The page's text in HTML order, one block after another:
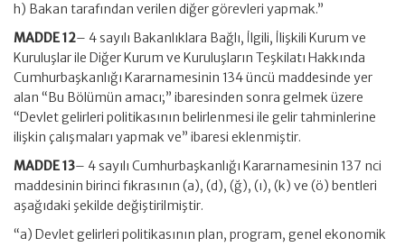
h) Bakan tarafından verilen diğer görevleri yapmak.”
MADDE 12– 4 sayılı Bakanlıklara Bağlı, İlgili, İlişkili Kurum ve
Kuruluşlar ile Diğer Kurum ve Kuruluşların Teşkilatı Hakkında
Cumhurbaşkanlığı Kararnamesinin 134 üncü maddesinde yer
alan “Bu Bölümün amacı;” ibaresinden sonra gelmek üzere
“Devlet gelirleri politikasının belirlenmesi ile gelir tahminlerine
ilişkin çalışmaları yapmak ve” ibaresi eklenmiştir.
MADDE 13– 4 sayılı Cumhurbaşkanlığı Kararnamesinin 137 nci
maddesinin birinci fıkrasının (a), (d), (ğ), (ı), (k) ve (ö) bentleri
aşağıdaki şekilde değiştirilmiştir.
“a) Devlet gelirleri politikasının plan, program, genel ekonomik